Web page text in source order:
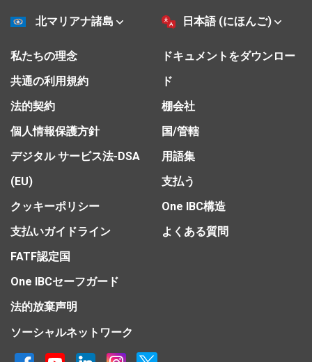
北マリアナ諸島 日本語 (にほんご)
私たちの理念
共通の利用規約
法的契約
個人情報保護方針
デジタル サービス法-DSA
(EU)
クッキーポリシー
支払いガイドライン
FATF認定国
One IBCセーフガード
法的放棄声明
ドキュメントをダウンロー
ド
棚会社
国/管轄
用語集
支払う
One IBC構造
よくある質問
ソーシャルネットワーク